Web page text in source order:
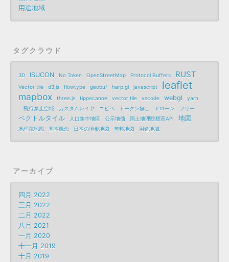
用途地域
タグクラウド
3D ISUCON No Token OpenStreetMap Protocol Buffers RUST
Vector tile d3.js flowtype geobuf harp.gl javascript leaflet
mapbox three.js tippecanoe vector tile vscode webgl
yarn
飛行禁止空域
カスタムレイヤ コピペ トークン無し ドローン フリー
ベクトルタイル 人口集中地区 公示地価 国土地理院標高API 地図
地理院地図 基本概念 日本の地形地図 無料地図 用途地域
アーカイブ
四月 2022
三月 2022
二月 2022
八月 2021
一月 2020
十一月 2019
十月 2019